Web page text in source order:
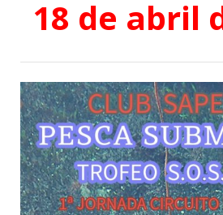
18 de abril